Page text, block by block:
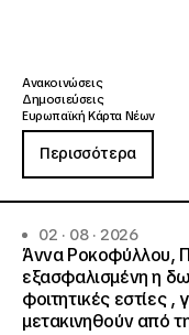
Ανακοινώσεις
Δημοσιεύσεις
Ευρωπαϊκή Κάρτα Νέων
Περισσότερα
02 · 08 · 2026
Άννα Ροκοφύλλου,
εξασφαλισμένη η
φοιτητικές εστίες
μετακινηθούν από